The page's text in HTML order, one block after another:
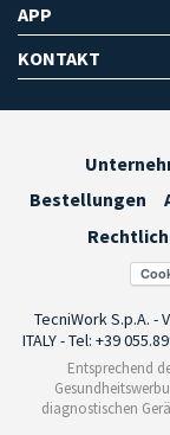
APP
KONTAKT
Bestellungen
TecniWork S.p.A. -
ITALY - Tel: +39
Entsprechend
diagnostischen